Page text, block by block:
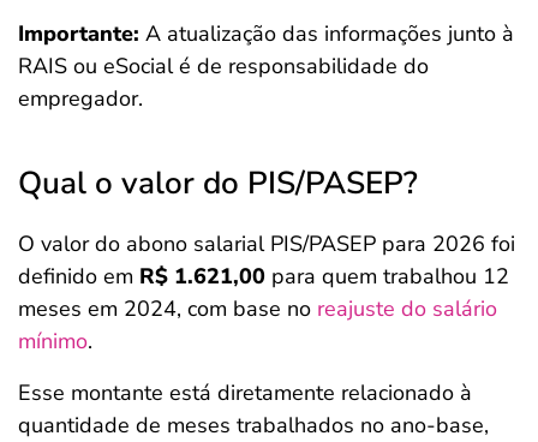
Importante: A atualização das informações junto à
RAIS ou eSocial é de responsabilidade do
empregador.
Qual o valor do PIS/PASEP?
O valor do abono salarial PIS/PASEP para 2026 foi
definido em R$ 1.621,00 para quem trabalhou 12
meses em 2024, com base no reajuste do salário
mínimo.
Esse montante está diretamente relacionado à
quantidade de meses trabalhados no ano-base,